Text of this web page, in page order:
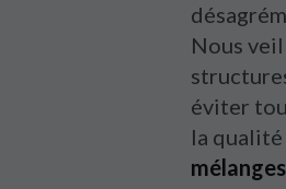
Nous
éviter
la